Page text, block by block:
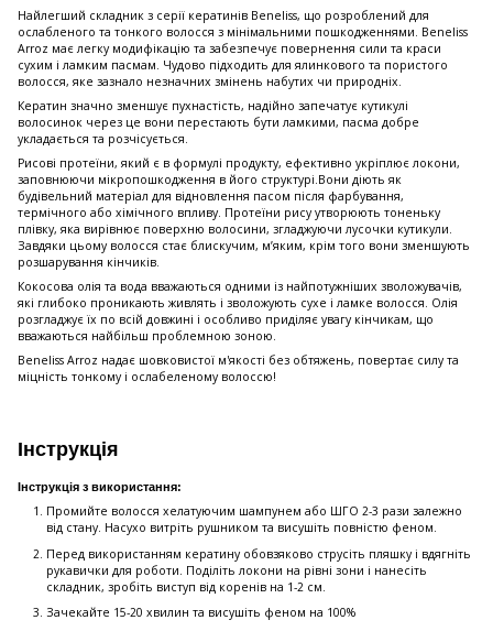
Найлегший складник з серії кератинів Beneliss, що розроблений для
ослабленого та тонкого волосся з мінімальними пошкодженнями. Beneliss
Arroz має легку модифікацію та забезпечує повернення сили та краси
сухим і ламким пасмам. Чудово підходить для ялинкового та пористого
волосся, яке зазнало незначних змінень набутих чи природніх.
Кератин значно зменшує пухнастість, надійно запечатує кутикулі
волосинок через це вони перестають бути ламкими, пасма добре
укладається та розчісується.
Рисові протеїни, який є в формулі продукту, ефективно укріплює локони,
заповнюючи мікропошкодження в його структурі.Вони діють як
будівельний матеріал для відновлення пасом після фарбування,
термічного або хімічного впливу. Протеїни рису утворюють тоненьку
плівку, яка вирівнює поверхню волосини, згладжуючи лусочки кутикули.
Завдяки цьому волосся стає блискучим, м’яким, крім того вони зменшують
розшарування кінчиків.
Кокосова олія та вода вважаються одними із найпотужніших зволожувачів,
які глибоко проникають живлять і зволожують сухе і ламке волосся. Олія
розгладжує їх по всій довжині і особливо приділяє увагу кінчикам, що
вважаються найбільш проблемною зоною.
Beneliss Arroz надає шовковистої м'якості без обтяжень, повертає силу та
міцність тонкому і ослабеленому волоссю!
Інструкція
Інструкція з використання:
Промийте волосся хелатуючим шампунем або ШГО 2-3 рази залежно
від стану. Насухо витріть рушником та висушіть повністю феном.
Перед використанням кератину обовзяково струсіть пляшку і вдягніть
рукавички для роботи. Поділіть локони на рівні зони і нанесіть
складник, зробіть виступ від коренів на 1-2 см.
Зачекайте 15-20 хвилин та висушіть феном на 100%